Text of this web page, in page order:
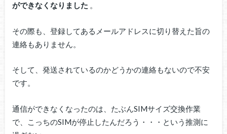
ができなくなりました 。
その際も、登録してあるメールアドレスに切り替えた旨の
連絡もありません。
そして、発送されているのかどうかの連絡もないので不安
です。
通信ができなくなったのは、たぶんSIMサイズ交換作業
で、こっちのSIMが停止したんだろう・・・という推測に